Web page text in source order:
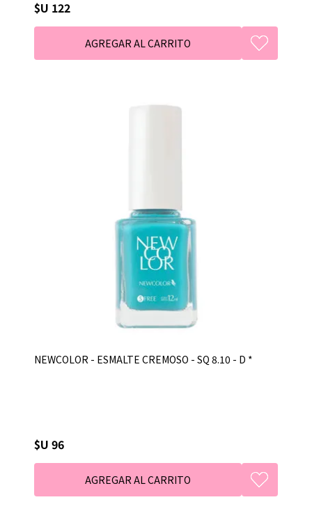
$U 122
NEWCOLOR - ESMALTE CREMOSO - SQ 8.10 - D *
$U 96